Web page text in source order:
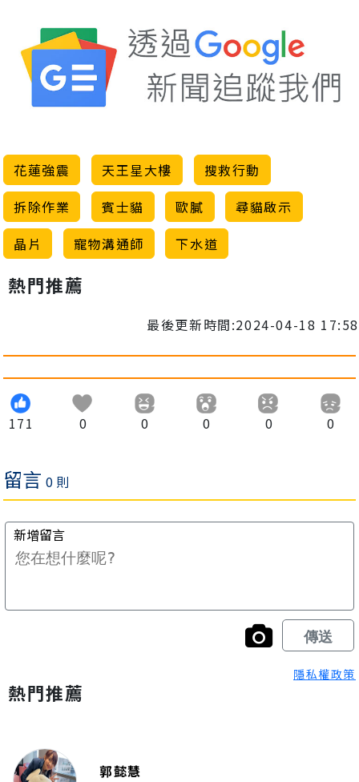
花蓮強震 天王星大樓
搜救行動
拆除作業
賓士貓 歐膩
尋貓啟示
晶片
寵物溝通師 下水道
熱門推薦
最後更新時間:2024-04-18 17:58
171 0 0 0 0 0
隱私權政策
熱門推薦
郭懿慧